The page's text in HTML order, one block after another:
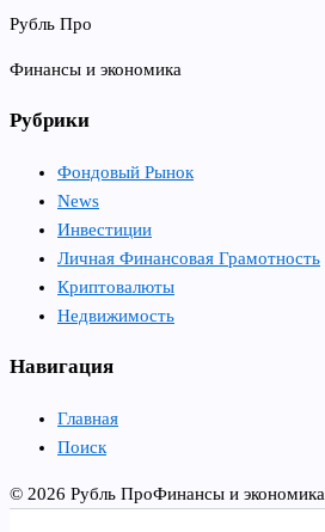
Рубль Про
Финансы и экономика
Рубрики
Фондовый Рынок
News
Инвестиции
Личная Финансовая Грамотность
Криптовалюты
Недвижимость
Навигация
Главная
Поиск
© 2026 Рубль ПроФинансы и экономика